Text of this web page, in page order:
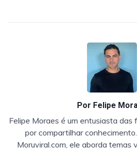
Por Felipe
Felipe Moraes é um entusiasta das
por compartilhar
Moruviral.com, ele aborda temas